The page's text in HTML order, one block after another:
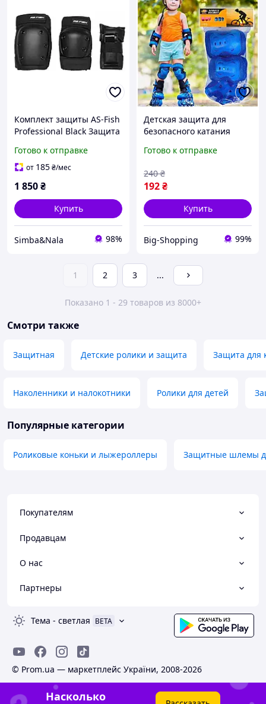
Комплект защиты AS-Fish
Professional Black Защита
спортивное
обмундирование
Готово к отправке
от 185₴/мес
1 850₴
Купить
Simba&Nala 98%
Детская защита для
безопасного катания
защиты Maraton Детская
роликов самокатов
Готово к отправке
192₴
240 ₴
Купить
Big-Shopping 99%
1 2 3 ...
Показано 1 - 29 товаров из 8000+
Смотри также
Защитная Детские ролики и защита Защита для
Наколенники и налокотники Ролики для детей
Популярные категории
Роликовые коньки и лыжероллеры Защитные шлемы
Покупателям
Продавцам
О нас
Партнеры
Тема - светлая BETA
© Prom.ua — маркетплейс України, 2008-2026
Насколько